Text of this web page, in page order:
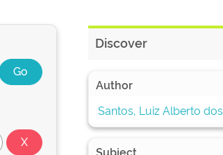
Discover
Author
Santos, Luiz Alberto dos
Subject